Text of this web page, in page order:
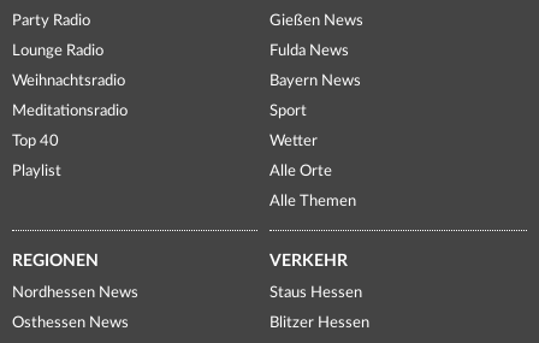
Party Radio
Lounge Radio
Weihnachtsradio
Meditationsradio
Top 40
Playlist
Gießen News
Fulda News
Bayern News
Sport
Wetter
Alle Orte
Alle Themen
REGIONEN
Nordhessen News
Osthessen News
VERKEHR
Staus Hessen
Blitzer Hessen